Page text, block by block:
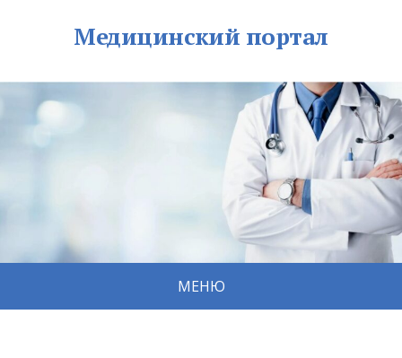
Медицинский портал
МЕНЮ